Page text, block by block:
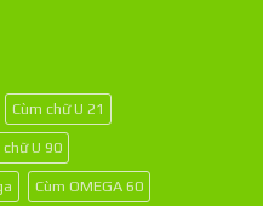
Cùm chữ U 21
U 90
Cùm OMEGA 60